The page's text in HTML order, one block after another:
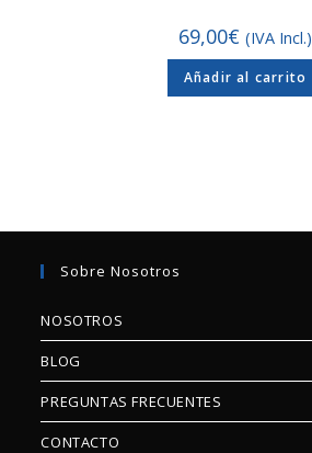
69,00€ (IVA Incl.)
Añadir al carrito
Sobre Nosotros
NOSOTROS
BLOG
PREGUNTAS FRECUENTES
CONTACTO